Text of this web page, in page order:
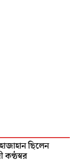
ছিলেন
কণ্ঠস্বর